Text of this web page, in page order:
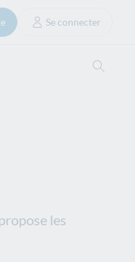
Se connecter
les